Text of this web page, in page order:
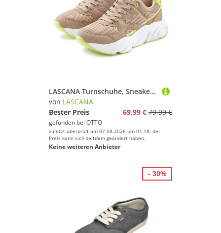
LASCANA Turnschuhe, Sneaker Schnürhalbschuh, leichte Chunky-Sohle, herausnehmbare Innensohle
von LASCANA
Bester Preis
69,99 € 79,99 €
gefunden bei OTTO
zuletzt überprüft am 07.08.2026 um 01:18; der
Preis kann sich seitdem geändert haben.
Keine weiteren Anbieter
- 30%